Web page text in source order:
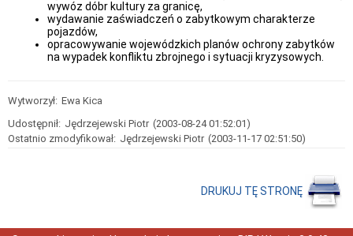
administracyjne
Ogłoszenia
Ogłoszenia-
zamówienia
Ogłoszenia
wywóz dóbr kultury za granicę,
wydawanie zaświadczeń o zabytkowym charakterze
pojazdów,
opracowywanie wojewódzkich planów ochrony zabytków
na wypadek konfliktu zbrojnego i sytuacji kryzysowych.
Wytworzył: Ewa Kica
Udostępnił: Jędrzejewski Piotr (2003-08-24 01:52:01)
Ostatnio zmodyfikował: Jędrzejewski Piotr (2003-11-17 02:51:50)
DRUKUJ TĘ STRONĘ